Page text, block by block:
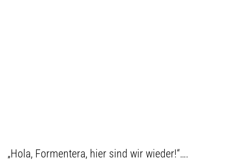
„Hola, Formentera, hier sind wir wieder!“….